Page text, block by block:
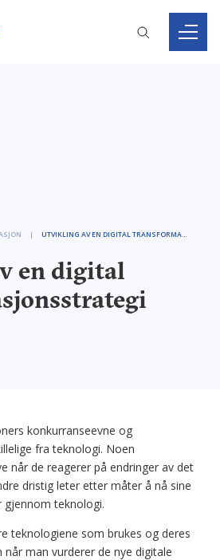
UTVIKLING AV EN DIGITAL TRANSFORMASJONSSTRATEGI
en digital
konkurranseevne og
fra teknologi. Noen
når de reagerer på endringer av det
dristig leter etter måter å nå sine
gjennom teknologi.
teknologiene som brukes og deres
man vurderer de nye digitale